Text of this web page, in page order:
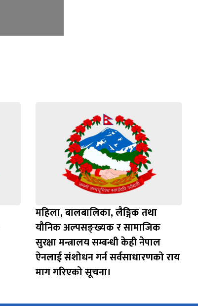
महिला, बालबालिका, लैङ्गिक तथा
यौनिक अल्पसङ्ख्यक र सामाजिक
सुरक्षा मन्त्रालय सम्बन्धी केही नेपाल
ऐनलाई संशोधन गर्न सर्वसाधारणको राय
माग गरिएको सूचना।